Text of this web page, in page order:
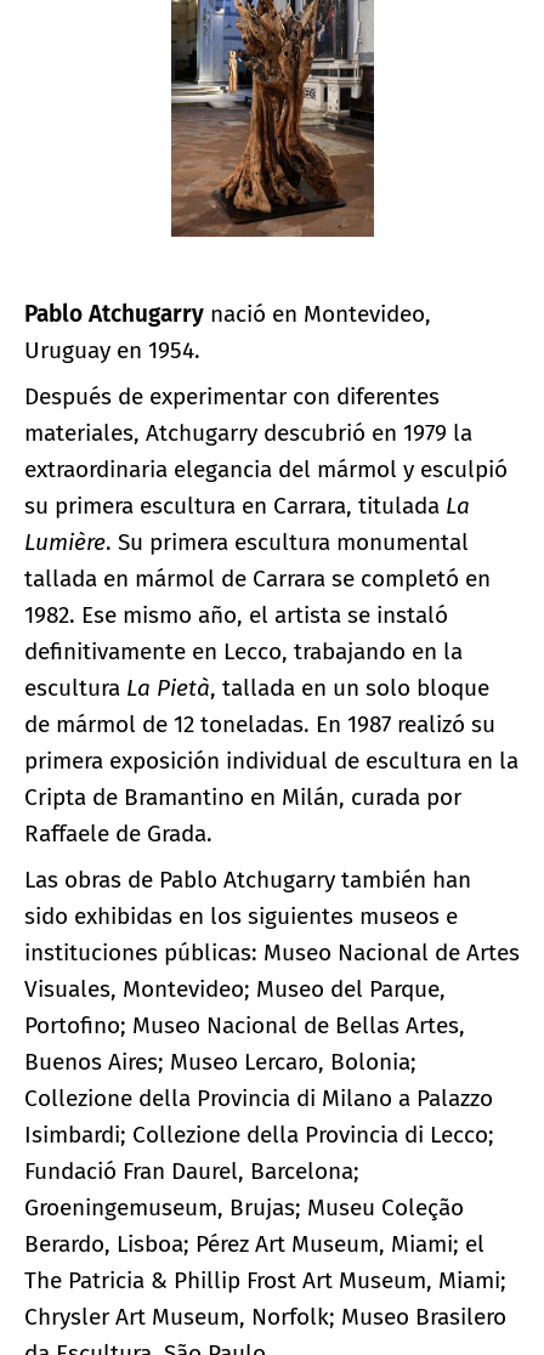
Pablo Atchugarry nació en Montevideo,
Uruguay en 1954.
Después de experimentar con diferentes
materiales, Atchugarry descubrió en 1979 la
extraordinaria elegancia del mármol y esculpió
su primera escultura en Carrara, titulada La
Lumière. Su primera escultura monumental
tallada en mármol de Carrara se completó en
1982. Ese mismo año, el artista se instaló
definitivamente en Lecco, trabajando en la
escultura La Pietà, tallada en un solo bloque
de mármol de 12 toneladas. En 1987 realizó su
primera exposición individual de escultura en la
Cripta de Bramantino en Milán, curada por
Raffaele de Grada.
Las obras de Pablo Atchugarry también han
sido exhibidas en los siguientes museos e
instituciones públicas: Museo Nacional de Artes
Visuales, Montevideo; Museo del Parque,
Portofino; Museo Nacional de Bellas Artes,
Buenos Aires; Museo Lercaro, Bolonia;
Collezione della Provincia di Milano a Palazzo
Isimbardi; Collezione della Provincia di Lecco;
Fundació Fran Daurel, Barcelona;
Groeningemuseum, Brujas; Museu Coleção
Berardo, Lisboa; Pérez Art Museum, Miami; el
The Patricia & Phillip Frost Art Museum, Miami;
Chrysler Art Museum, Norfolk; Museo Brasilero